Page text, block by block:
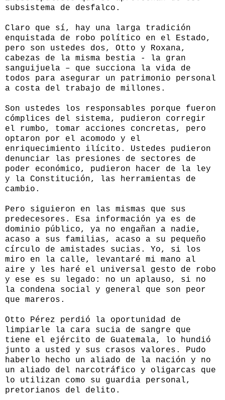
subsistema de desfalco.
Claro que sí, hay una larga tradición
enquistada de robo político en el Estado,
pero son ustedes dos, Otto y Roxana,
cabezas de la misma bestia - la gran
sanguijuela – que succiona la vida de
todos para asegurar un patrimonio personal
a costa del trabajo de millones.
Son ustedes los responsables porque fueron
cómplices del sistema, pudieron corregir
el rumbo, tomar acciones concretas, pero
optaron por el acomodo y el
enriquecimiento ilícito. Ustedes pudieron
denunciar las presiones de sectores de
poder económico, pudieron hacer de la ley
y la Constitución, las herramientas de
cambio.
Pero siguieron en las mismas que sus
predecesores. Esa información ya es de
dominio público, ya no engañan a nadie,
acaso a sus familias, acaso a su pequeño
círculo de amistades sucias. Yo, si los
miro en la calle, levantaré mi mano al
aire y les haré el universal gesto de robo
y ese es su legado: no un aplauso, si no
la condena social y general que son peor
que mareros.
Otto Pérez perdió la oportunidad de
limpiarle la cara sucia de sangre que
tiene el ejército de Guatemala, lo hundió
junto a usted y sus crasos valores. Pudo
haberlo hecho un aliado de la nación y no
un aliado del narcotráfico y oligarcas que
lo utilizan como su guardia personal,
pretorianos del delito.